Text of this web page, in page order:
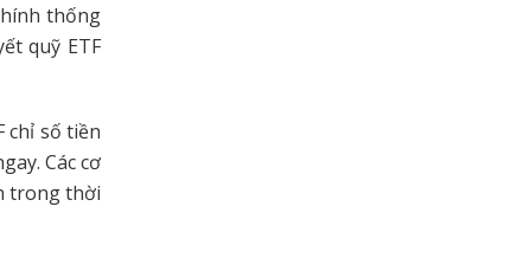
thống
quỹ ETF
chỉ số tiền
Các cơ
trong thời